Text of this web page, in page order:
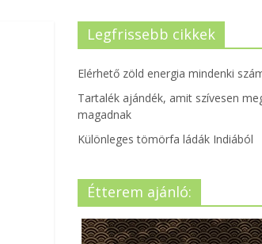
Legfrissebb cikkek
Elérhető zöld energia mindenki
Tartalék ajándék, amit szívesen
magadnak
Különleges tömörfa ládák Indiából
Étterem ajánló: